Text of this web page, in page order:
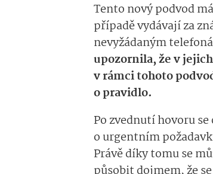
Tento nový podvod
případě vydávají za
nevyžádaným
upozornila, že v
v rámci tohoto
o pravidlo.
Po zvednutí hovoru
o urgentním
Právě díky tomu se